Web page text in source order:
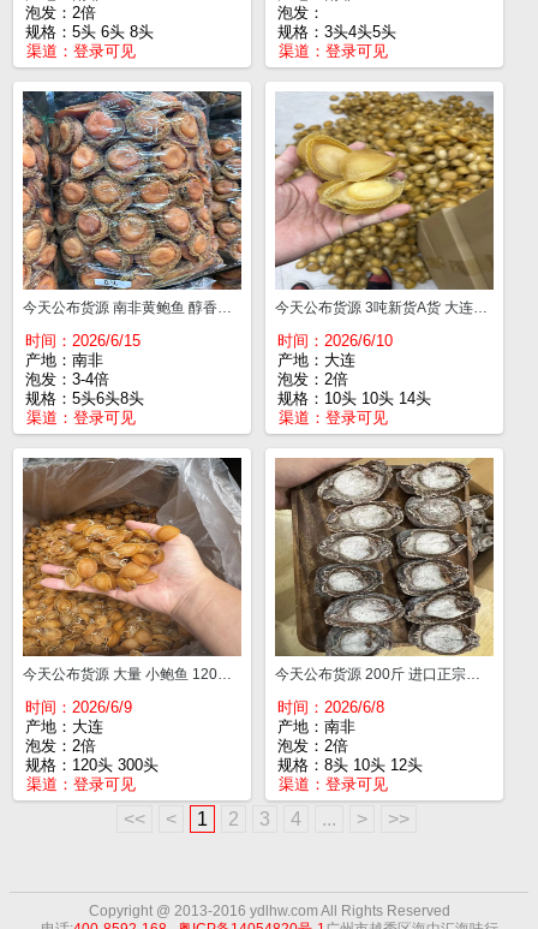
泡发：2倍
规格：5头 6头 8头
渠道： 登录可见
泡发：
规格：3头4头5头
渠道：登录可见
今天公布货源 南非黄鲍鱼 醇香干度好 5头¥1100 6头¥970 8头¥900 10头¥840 12-13头¥710 15-16头¥620 20头¥530 25-30头¥500
时间：2026/6/15
产地：南非
泡发：3-4倍
规格：5头6头8头
渠道： 登录可见
今天公布货源 3吨新货A货 大连吉品鲍 9成干 一件28斤 不满意可以退 10头￥285 12头￥275 14头￥265
时间：2026/6/10
产地：大连
泡发：2倍
规格：10头 10头 14头
渠道：登录可见
今天公布货源 大量 小鲍鱼 120头一斤¥200 300头¥200
时间：2026/6/9
产地：大连
泡发：2倍
规格：120头 300头
渠道： 登录可见
今天公布货源 200斤 进口正宗吉品老鲍 足干 香 溏心 8头一斤¥1800 10头¥1600 12头¥1400
时间：2026/6/8
产地：南非
泡发：2倍
规格：8头 10头 12头
渠道：登录可见
<< < 1 2 3 4 ... > >>
Copyright @ 2013-2016 ydlhw.com All Rights Reserved